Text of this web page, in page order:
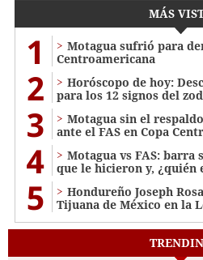
MÁS
1
Motagua sufrió para
Centroamericana
2
Horóscopo de hoy:
para los 12 signos del
3
Motagua sin el
ante el FAS en Copa
4
Motagua vs FAS: barra
que le hicieron y, ¿quién
5
Hondureño Joseph
Tijuana de México en la